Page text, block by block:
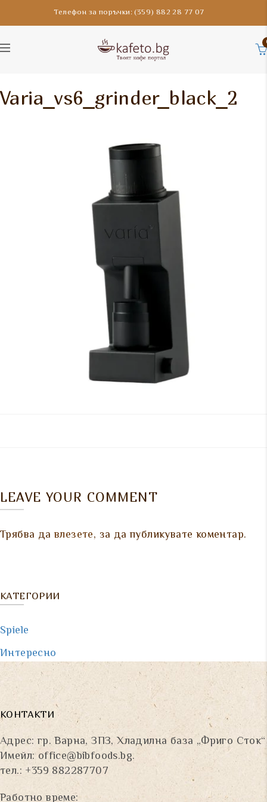
Телефон за поръчки: (359) 882 28 77 07
Varia_vs6_grinder_black_2
LEAVE YOUR COMMENT
Трябва давлезете, за да публикувате коментар.
КАТЕГОРИИ
Spiele
Интересно
КОНТАКТИ
Адрес: гр. Варна, ЗПЗ, Хладилна база „Фриго Сток“
Имейл: office@bibfoods.bg.
тел.: +359 882287707
Работно време: